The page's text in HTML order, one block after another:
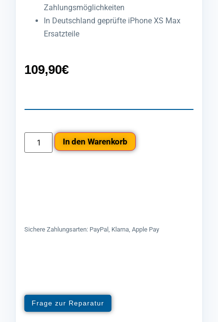
Zahlungsmöglichkeiten
In Deutschland geprüfte iPhone XS Max
Ersatzteile
109,90€
In den Warenkorb
Sichere Zahlungsarten: PayPal, Klarna, Apple Pay
Frage zur Reparatur